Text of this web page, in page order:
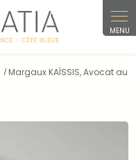
Margaux KAÏSSIS, Avocat au